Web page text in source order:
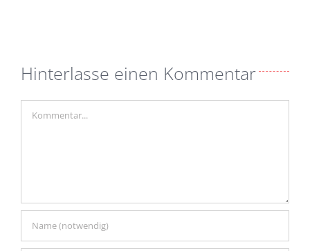
Hinterlasse einen Kommentar